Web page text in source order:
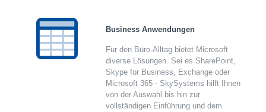
Microsoft
Portfolio
Business Anwendungen
Für den Büro-Alltag bietet Microsoft
diverse Lösungen. Sei es SharePoint,
Skype for Business, Exchange oder
Microsoft 365 - SkySystems hilft Ihnen
von der Auswahl bis hin zur
vollständigen Einführung und dem